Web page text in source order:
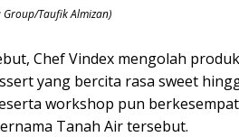
Taufik Almizan)
Chef Vindex mengolah
yang bercita rasa sweet
workshop pun
Tanah Air tersebut.